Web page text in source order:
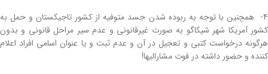
4- همچنین با توجه به ربوده شدن جسد متوفیه از كشور تاجیكستان و حمل به
كشور آمریكا شهر شیكاگو به صورت غیرقانونی و عدم سیر مراحل قانونی و بدون
هرگونه درخواست كتبی و تعجیل در آن و عدم ثبت و یا عنوان اسامی افراد اعلام
كننده و حضور داشته در فوت مشارالیها!